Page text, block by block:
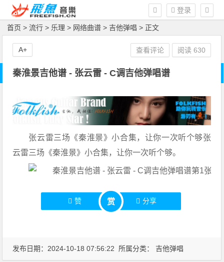
登录
首页 >流行 > 乐理 > 网络曲谱 > 吉他弹唱 > 正文
秦淮景吉他谱 - 张云雷 - C调吉他弹唱谱
张云雷三场《秦淮景》小合集，让你一次听个够张
云雷三场《秦淮景》小合集，让你一次听个够。
赞 赏 分享
查看评论 阅读630
A+
发布日期：2024-10-18 07:56:22 所属分类： 吉他弹唱